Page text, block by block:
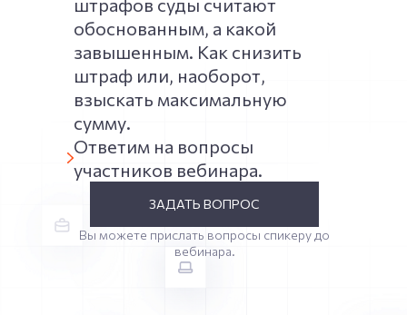
штрафов суды считают
обоснованным, а какой
завышенным. Как снизить
штраф или, наоборот,
взыскать максимальную
сумму.
Ответим на вопросы
участников вебинара.
ЗАДАТЬ ВОПРОС
Вы можете прислать вопросы спикеру до
вебинара.